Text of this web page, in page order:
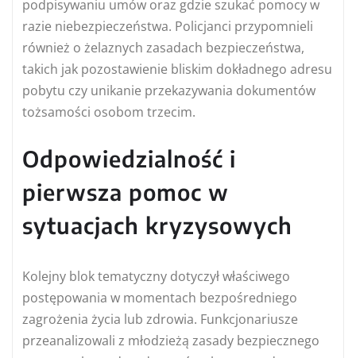
podpisywaniu umów oraz gdzie szukać pomocy w
razie niebezpieczeństwa. Policjanci przypomnieli
również o żelaznych zasadach bezpieczeństwa,
takich jak pozostawienie bliskim dokładnego adresu
pobytu czy unikanie przekazywania dokumentów
tożsamości osobom trzecim.
Odpowiedzialność i
pierwsza pomoc w
sytuacjach kryzysowych
Kolejny blok tematyczny dotyczył właściwego
postępowania w momentach bezpośredniego
zagrożenia życia lub zdrowia. Funkcjonariusze
przeanalizowali z młodzieżą zasady bezpiecznego